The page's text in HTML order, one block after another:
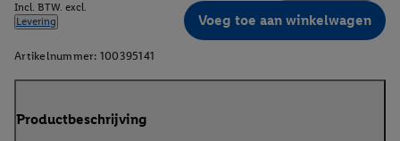
Incl. BTW. excl.
Levering
Voeg toe aan winkelwagen
Artikelnummer: 100395141
Productbeschrijving